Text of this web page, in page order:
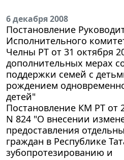
6 декабря 2008
Постановление
Исполнительного
Челны РТ от 31 октября
дополнительных мерах
поддержки семей с
рождением
детей"
Постановление КМ РТ от
N 824 "О внесении
предоставления
граждан в Республике
зубопротезированию и